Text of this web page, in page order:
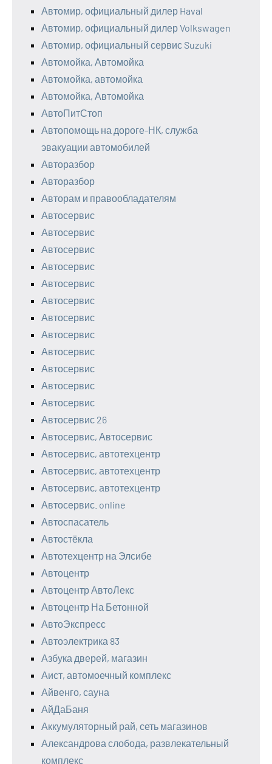
Автомир, официальный дилер Haval
Автомир, официальный дилер Volkswagen
Автомир, официальный сервис Suzuki
Автомойка, Автомойка
Автомойка, автомойка
Автомойка, Автомойка
АвтоПитСтоп
Автопомощь на дороге-НК, служба
эвакуации автомобилей
Авторазбор
Авторазбор
Авторам и правообладателям
Автосервис
Автосервис
Автосервис
Автосервис
Автосервис
Автосервис
Автосервис
Автосервис
Автосервис
Автосервис
Автосервис
Автосервис
Автосервис 26
Автосервис, Автосервис
Автосервис, автотехцентр
Автосервис, автотехцентр
Автосервис, автотехцентр
Автосервис. online
Автоспасатель
Автостёкла
Автотехцентр на Элсибе
Автоцентр
Автоцентр АвтоЛекс
Автоцентр На Бетонной
АвтоЭкспресс
Автоэлектрика 83
Азбука дверей, магазин
Аист, автомоечный комплекс
Айвенго, сауна
АйДаБаня
Аккумуляторный рай, сеть магазинов
Александрова слобода, развлекательный
комплекс